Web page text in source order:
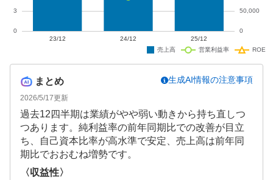
まとめ
2026/5/17更新
生成AI情報の注意事項
過去12四半期は業績がやや弱い動きから持ち直しつ
つあります。純利益率の前年同期比での改善が目立
ち、自己資本比率が高水準で安定、売上高は前年同
期比でおおむね増勢です。
〈収益性〉